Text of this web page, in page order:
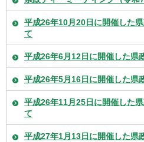
平成26年10月20日に開催した
て
平成26年6月12日に開催した県
平成26年5月16日に開催した県
平成26年11月25日に開催した
て
平成27年1月13日に開催した県